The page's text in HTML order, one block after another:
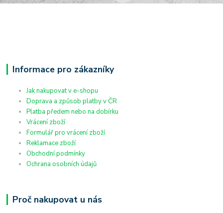
Informace pro zákazníky
Jak nakupovat v e-shopu
Doprava a způsob platby v ČR
Platba předem nebo na dobírku
Vrácení zboží
Formulář pro vrácení zboží
Reklamace zboží
Obchodní podmínky
Ochrana osobních údajů
Proč nakupovat u nás